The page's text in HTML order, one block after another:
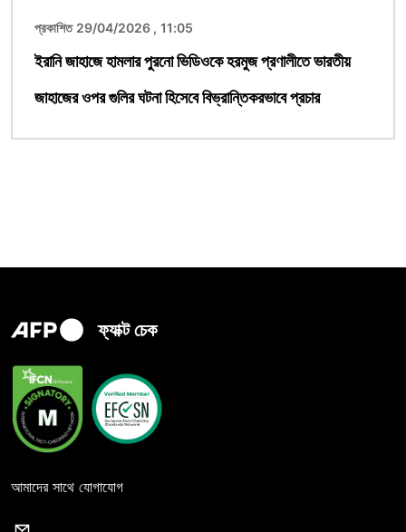
প্রকাশিত 29/04/2026 , 11:05
ইরানি জাহাজে হামলার পুরনো ভিডিওকে হরমুজ প্রণালীতে ভারতীয়
জাহাজের ওপর গুলির ঘটনা হিসেবে বিভ্রান্তিকরভাবে প্রচার
ফ্যাক্ট চেক
আমাদের সাথে যোগাযোগ